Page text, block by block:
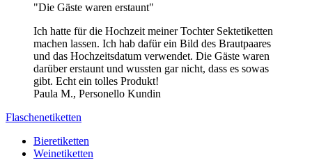
"Die Gäste waren erstaunt"
Ich hatte für die Hochzeit meiner Tochter Sektetiketten
machen lassen. Ich hab dafür ein Bild des Brautpaares
und das Hochzeitsdatum verwendet. Die Gäste waren
darüber erstaunt und wussten gar nicht, dass es sowas
gibt. Echt ein tolles Produkt!
Paula M., Personello Kundin
Flaschenetiketten
Bieretiketten
Weinetiketten